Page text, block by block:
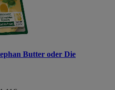
Butter oder Die